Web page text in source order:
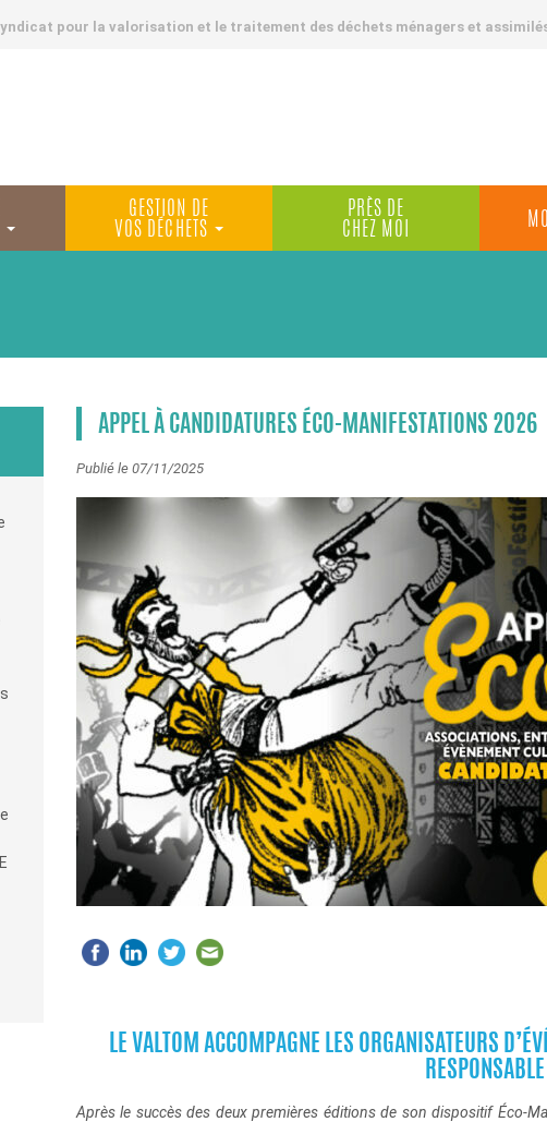
pour la valorisation et le traitement des déchets ménagers et
GESTION DE
VOS DÉCHETS
PRÈS DE
CHEZ MOI
APPEL À CANDIDATURES ÉCO-MANIFESTATIONS 2026
Publié le 07/11/2025
LE VALTOM ACCOMPAGNE LES ORGANISATEURS
RESPONSABLE
Après le succès des deux premières éditions de son dispositif Éco-